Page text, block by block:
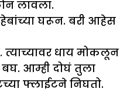
लावला.
घरून. बरी आहेस
त्याच्यावर धाय मोकलून
आम्ही दोघं तुला
फ्लाईटने निघतो.